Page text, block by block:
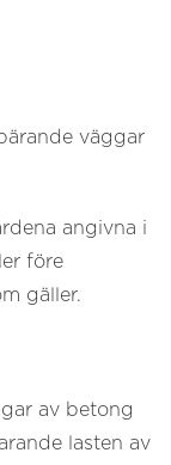
väggar
angivna i
före
gäller.
av betong
lasten av